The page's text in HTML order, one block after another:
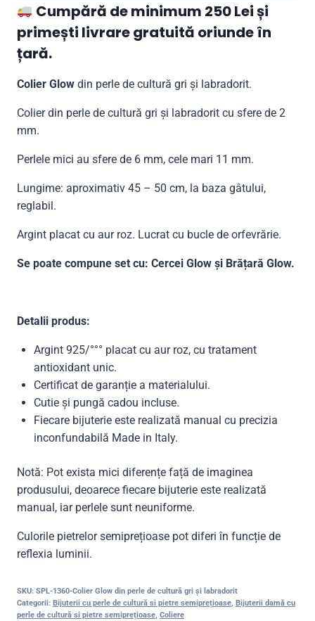
Cumpără de minimum 250 Lei și
primești livrare gratuită oriunde în
țară.
Colier Glow din perle de cultură gri și labradorit.
Colier din perle de cultură gri și labradorit cu sfere de 2
mm.
Perlele mici au sfere de 6 mm, cele mari 11 mm.
Lungime: aproximativ 45 – 50 cm, la baza gâtului,
reglabil.
Argint placat cu aur roz. Lucrat cu bucle de orfevrărie.
Se poate compune set cu: Cercei Glow și Brățară Glow.
Detalii produs:
Argint 925/°°° placat cu aur roz, cu tratament
antioxidant unic.
Certificat de garanție a materialului.
Cutie și pungă cadou incluse.
Fiecare bijuterie este realizată manual cu precizia
inconfundabilă Made in Italy.
Notă: Pot exista mici diferențe față de imaginea
produsului, deoarece fiecare bijuterie este realizată
manual, iar perlele sunt neuniforme.
Culorile pietrelor semiprețioase pot diferi în funcție de
reflexia luminii.
SKU: SPL-1360-Colier Glow din perle de cultură gri și labradorit
Categorii: Bijuterii cu perle de cultură si pietre semiprețioase, Bijuterii damă cu
perle de cultură si pietre semiprețioase, Coliere